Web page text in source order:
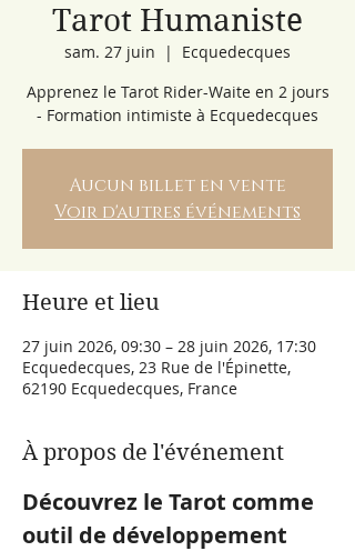
Tarot Humaniste
sam. 27 juin
  |
Ecquedecques
Apprenez le Tarot Rider-Waite en 2 jours
- Formation intimiste à Ecquedecques
Aucun billet en vente
Voir d'autres événements
Heure et lieu
27 juin 2026, 09:30 – 28 juin 2026, 17:30
Ecquedecques, 23 Rue de l'Épinette,
62190 Ecquedecques, France
À propos de l'événement
Découvrez le Tarot comme
outil de développement